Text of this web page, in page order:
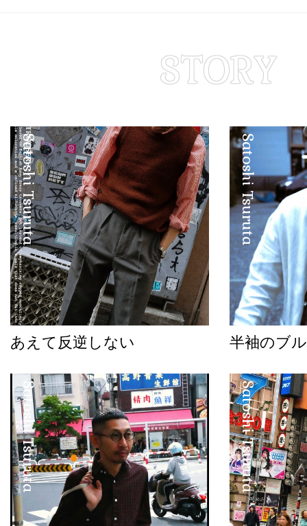
Satoshi Tsuruta
あえて反逆しない
Satoshi Tsuruta
半袖のブ
Satoshi Tsuruta Satoshi Tsuruta